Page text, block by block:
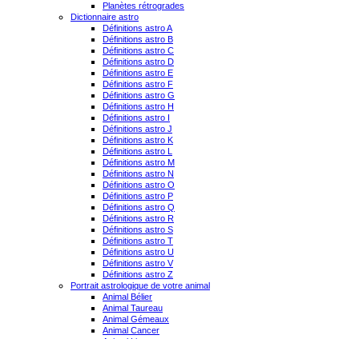
Planètes rétrogrades
Dictionnaire astro
Définitions astro A
Définitions astro B
Définitions astro C
Définitions astro D
Définitions astro E
Définitions astro F
Définitions astro G
Définitions astro H
Définitions astro I
Définitions astro J
Définitions astro K
Définitions astro L
Définitions astro M
Définitions astro N
Définitions astro O
Définitions astro P
Définitions astro Q
Définitions astro R
Définitions astro S
Définitions astro T
Définitions astro U
Définitions astro V
Définitions astro Z
Portrait astrologique de votre animal
Animal Bélier
Animal Taureau
Animal Gémeaux
Animal Cancer